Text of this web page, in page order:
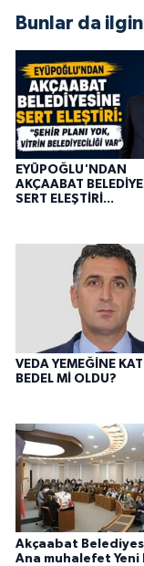
Bunlar da
EYÜPOĞLU'NDAN
AKÇAABAT
SERT ELEŞTİRİ...
VEDA YEMEĞİNE
BEDEL Mİ OLDU?
Akçaabat
Ana muhalefet Yeni